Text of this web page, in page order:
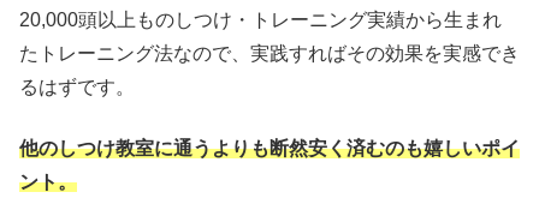
20,000頭以上ものしつけ・トレーニング実績から生まれ
たトレーニング法なので、実践すればその効果を実感でき
るはずです。
他のしつけ教室に通うよりも断然安く済むのも嬉しいポイ
ント。